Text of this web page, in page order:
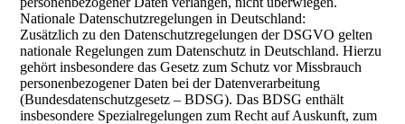
Nationale Datenschutzregelungen in Deutschland:
Zusätzlich zu den Datenschutzregelungen der DSGVO gelten
nationale Regelungen zum Datenschutz in Deutschland. Hierzu
gehört insbesondere das Gesetz zum Schutz vor Missbrauch
personenbezogener Daten bei der Datenverarbeitung
(Bundesdatenschutzgesetz – BDSG). Das BDSG enthält
insbesondere Spezialregelungen zum Recht auf Auskunft, zum